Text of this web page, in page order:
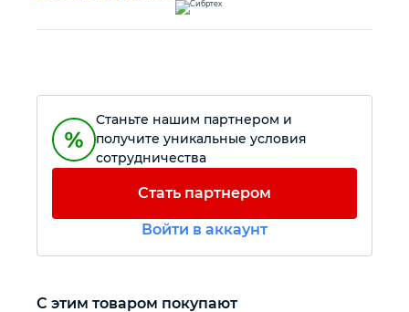
Силовое оборудование
Крепежный инструмент
Станьте нашим партнером и
получите уникальные условия
сотрудничества
Стать партнером
Войти в аккаунт
С этим товаром покупают